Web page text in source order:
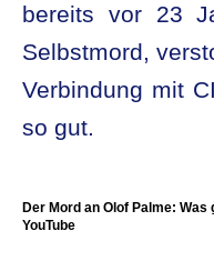
bereits vor 23
Selbstmord,
Verbindung mit
so gut.
Der Mord an Olof Palme:
YouTube